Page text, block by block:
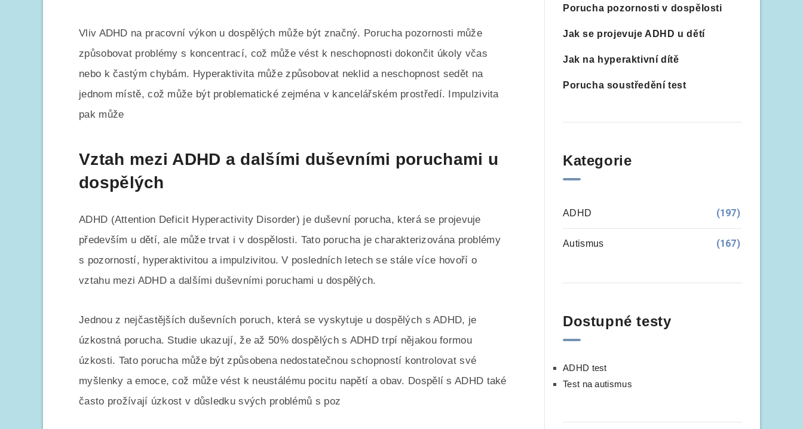
Vliv ADHD na pracovní výkon u dospělých může být značný. Porucha pozornosti může
způsobovat problémy s koncentrací, což může vést k neschopnosti dokončit úkoly včas
nebo k častým chybám. Hyperaktivita může způsobovat neklid a neschopnost sedět na
jednom místě, což může být problematické zejména v kancelářském prostředí. Impulzivita
pak může
Vztah mezi ADHD a dalšími duševními poruchami u
dospělých
ADHD (Attention Deficit Hyperactivity Disorder) je duševní porucha, která se projevuje
především u dětí, ale může trvat i v dospělosti. Tato porucha je charakterizována problémy
s pozorností, hyperaktivitou a impulzivitou. V posledních letech se stále více hovoří o
vztahu mezi ADHD a dalšími duševními poruchami u dospělých.
Jednou z nejčastějších duševních poruch, která se vyskytuje u dospělých s ADHD, je
úzkostná porucha. Studie ukazují, že až 50% dospělých s ADHD trpí nějakou formou
úzkosti. Tato porucha může být způsobena nedostatečnou schopností kontrolovat své
myšlenky a emoce, což může vést k neustálému pocitu napětí a obav. Dospělí s ADHD také
často prožívají úzkost v důsledku svých problémů s poz
Porucha pozornosti v dospělosti
Jak se projevuje ADHD u dětí
Jak na hyperaktivní dítě
Porucha soustředění test
Kategorie
ADHD (197)
Autismus (167)
Dostupné testy
ADHD test
Test na autismus